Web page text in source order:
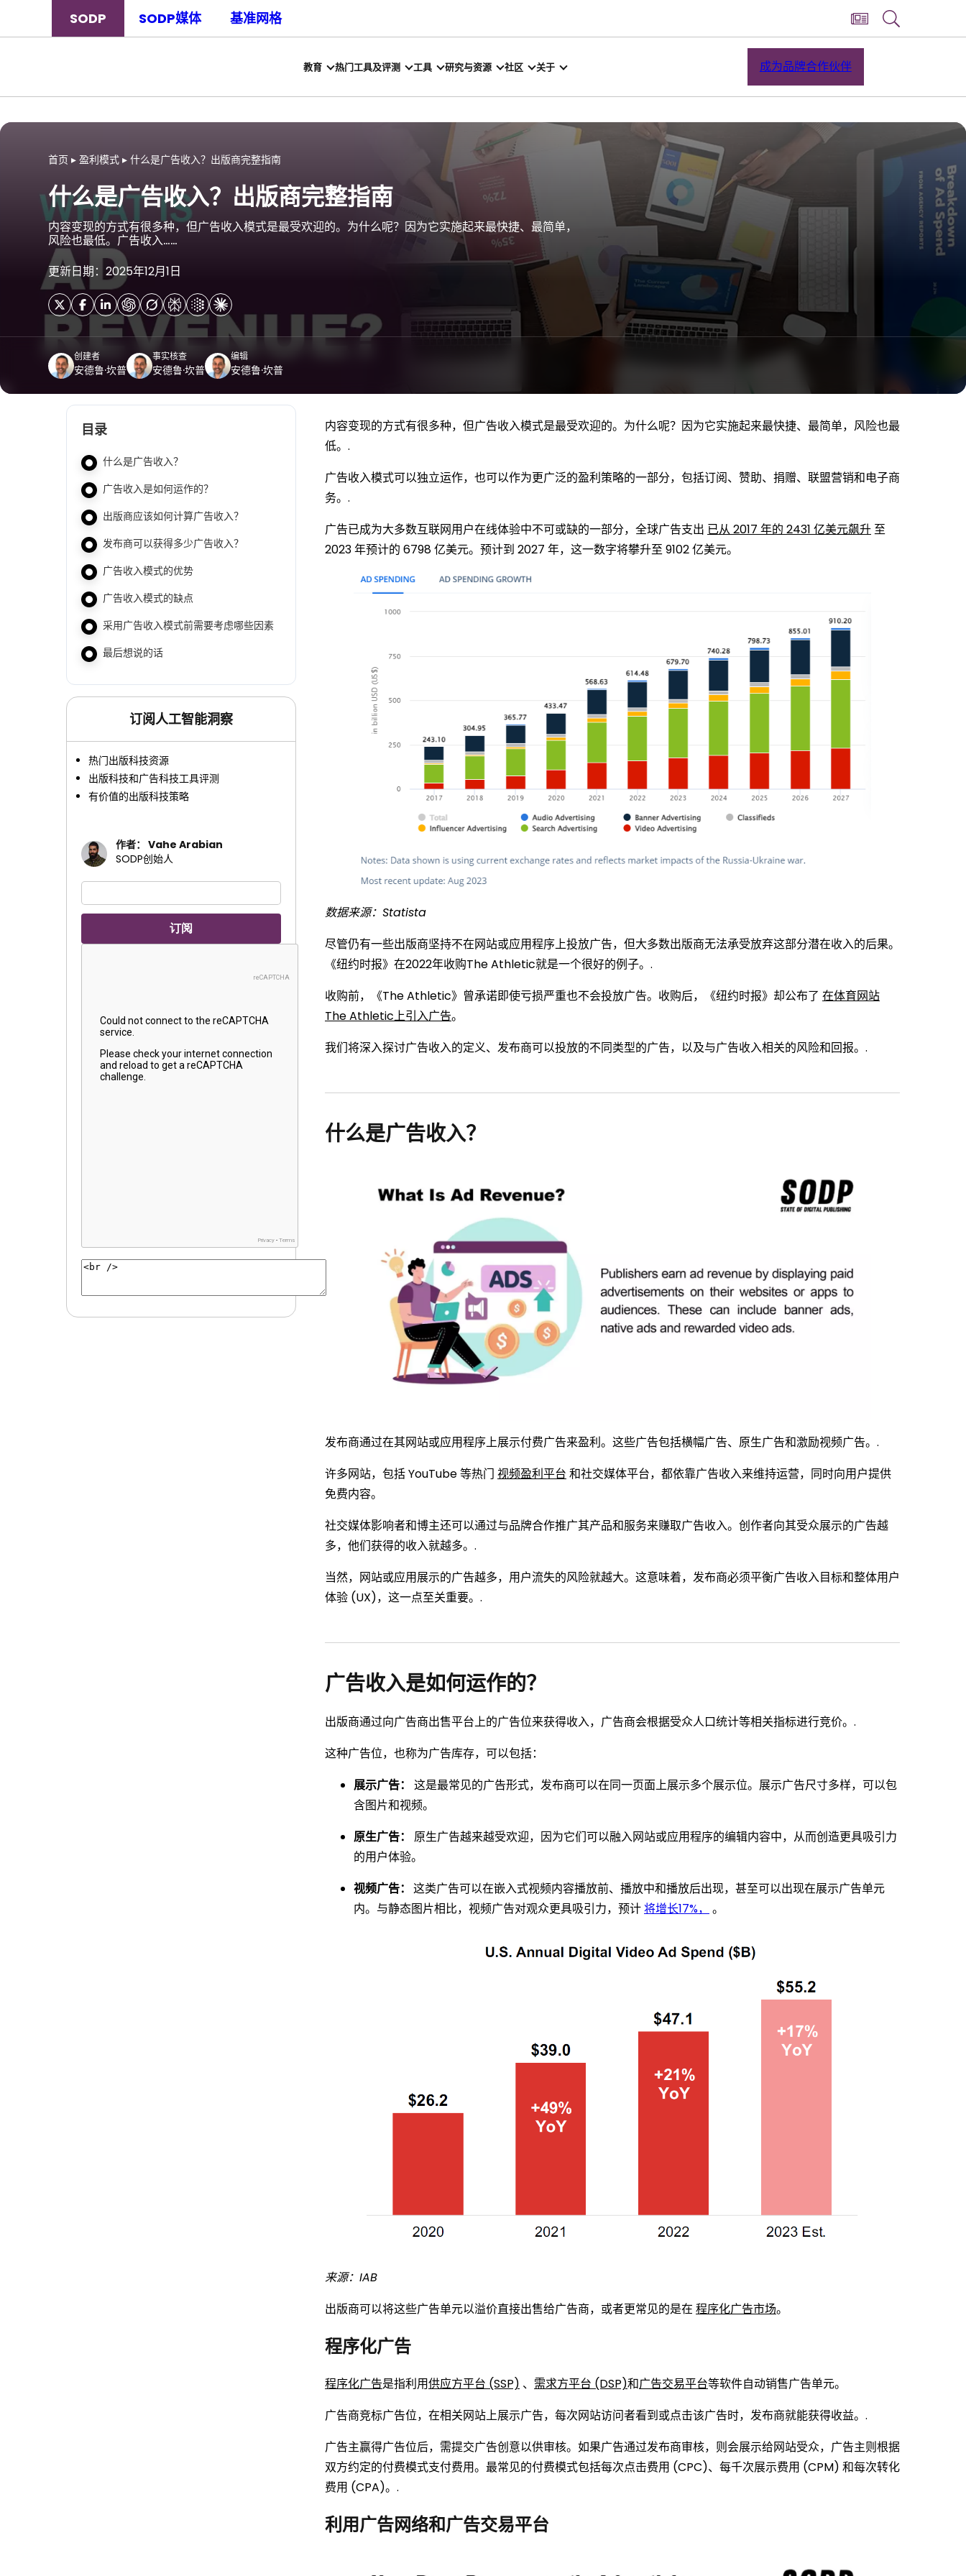
SODP SODP媒体 基准网格
教育 热门工具及评测 工具 研究与资源 社区 关于 成为品牌合作伙伴
首页 ▸ 盈利模式 ▸ 什么是广告收入？出版商完整指南
什么是广告收入？出版商完整指南
内容变现的方式有很多种，但广告收入模式是最受欢迎的。为什么呢？因为它实施起来最快捷、最简单，
风险也最低。广告收入……
更新日期：2025年12月1日
创建者
安德鲁·坎普
事实核查
安德鲁·坎普
编辑
安德鲁·坎普
目录
什么是广告收入？
广告收入是如何运作的？
出版商应该如何计算广告收入？
发布商可以获得多少广告收入？
广告收入模式的优势
广告收入模式的缺点
采用广告收入模式前需要考虑哪些因素
最后想说的话
订阅人工智能洞察
热门出版科技资源
出版科技和广告科技工具评测
有价值的出版科技策略
作者： Vahe Arabian
SODP创始人
内容变现的方式有很多种，但广告收入模式是最受欢迎的。为什么呢？因为它实施起来最快捷、最简单，风险也最
低。.
广告收入模式可以独立运作，也可以作为更广泛的盈利策略的一部分，包括订阅、赞助、捐赠、联盟营销和电子商
务。.
广告已成为大多数互联网用户在线体验中不可或缺的一部分，全球广告支出 已从 2017 年的 2431 亿美元飙升至
2023 年预计的 6798 亿美元。预计到 2027 年，这一数字将攀升至 9102 亿美元。
数据来源：Statista
尽管仍有一些出版商坚持不在网站或应用程序上投放广告，但大多数出版商无法承受放弃这部分潜在收入的后果。
《纽约时报》在2022年收购The Athletic就是一个很好的例子。.
收购前，《The Athletic》曾承诺即使亏损严重也不会投放广告。收购后，《纽约时报》却公布了 在体育网站
The Athletic上引入广告。
我们将深入探讨广告收入的定义、发布商可以投放的不同类型的广告，以及与广告收入相关的风险和回报。.
什么是广告收入？
发布商通过在其网站或应用程序上展示付费广告来盈利。这些广告包括横幅广告、原生广告和激励视频广告。.
许多网站，包括 YouTube 等热门 视频盈利平台 和社交媒体平台，都依靠广告收入来维持运营，同时向用户提供
免费内容。
社交媒体影响者和博主还可以通过与品牌合作推广其产品和服务来赚取广告收入。创作者向其受众展示的广告越
多，他们获得的收入就越多。.
当然，网站或应用展示的广告越多，用户流失的风险就越大。这意味着，发布商必须平衡广告收入目标和整体用户
体验 (UX)，这一点至关重要。.
广告收入是如何运作的？
出版商通过向广告商出售平台上的广告位来获得收入，广告商会根据受众人口统计等相关指标进行竞价。.
这种广告位，也称为广告库存，可以包括：
展示广告：
这是最常见的广告形式，发布商可以在同一页面上展示多个展示位。展示广告尺寸多样，可以包
含图片和视频。
原生广告：
原生广告越来越受欢迎，因为它们可以融入网站或应用程序的编辑内容中，从而创造更具吸引力
的用户体验。
视频广告： 这类广告可以在嵌入式视频内容播放前、播放中和播放后出现，甚至可以出现在展示广告单元
内。与静态图片相比，视频广告对观众更具吸引力，预计将增长17%， 。
来源：IAB
出版商可以将这些广告单元以溢价直接出售给广告商，或者更常见的是在 程序化广告市场。
程序化广告
程序化广告是指利用供应方平台 (SSP) 、 需求方平台 (DSP)和广告交易平台等软件自动销售广告单元。
广告商竞标广告位，在相关网站上展示广告，每次网站访问者看到或点击该广告时，发布商就能获得收益。.
广告主赢得广告位后，需提交广告创意以供审核。如果广告通过发布商审核，则会展示给网站受众，广告主则根据
双方约定的付费模式支付费用。最常见的付费模式包括每次点击费用 (CPC)、每千次展示费用 (CPM) 和每次转化
费用 (CPA)。.
利用广告网络和广告交易平台